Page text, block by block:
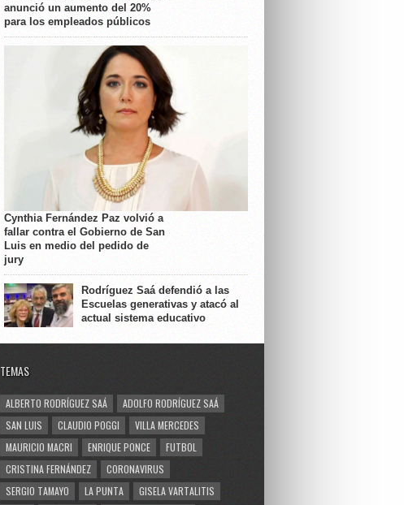
anunció un aumento del 20%
para los empleados públicos
Cynthia Fernández Paz volvió a
fallar contra el Gobierno de San
Luis en medio del pedido de
jury
Rodríguez Saá defendió a las
Escuelas generativas y atacó al
actual sistema educativo
TEMAS
ALBERTO RODRÍGUEZ SAÁ
ADOLFO RODRÍGUEZ SAÁ
SAN LUIS
CLAUDIO POGGI
VILLA MERCEDES
MAURICIO MACRI
ENRIQUE PONCE
FUTBOL
CRISTINA FERNÁNDEZ
CORONAVIRUS
SERGIO TAMAYO
LA PUNTA
GISELA VARTALITIS